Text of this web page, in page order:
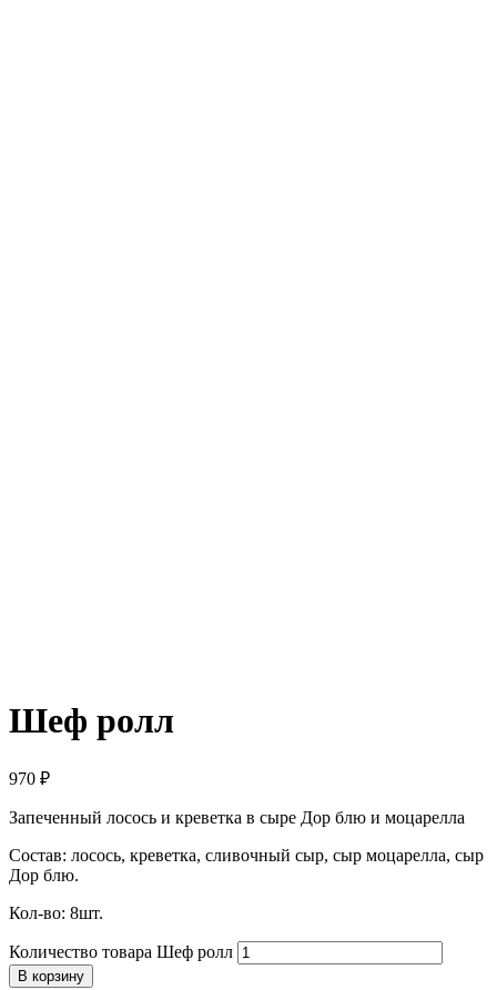
Шеф ролл
970 ₽
Запеченный лосось и креветка в сыре Дор блю и моцарелла
Состав: лосось, креветка, сливочный сыр, сыр моцарелла, сыр
Дор блю.
Кол-во: 8шт.
Количество товара Шеф ролл
В корзину